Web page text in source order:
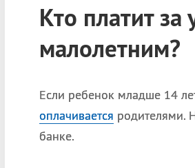
Кто платит
малолетним?
Если ребенок младше 14
оплачивается родителями.
банке.